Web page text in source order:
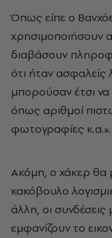
Όπως είπε ο
χρησιμοποιήσουν
διαβάσουν
ότι ήταν
μπορούσαν έτσι
όπως αριθμοί
φωτογραφίες κ.α.».
Ακόμη, ο χάκερ θα
κακόβουλο
άλλη, οι
εμφανίζουν το